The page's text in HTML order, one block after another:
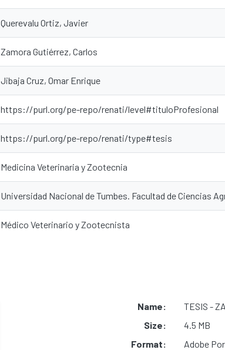
Querevalu Ortiz, Javier
Zamora Gutiérrez, Carlos
Jibaja Cruz, Omar Enrique
https://purl.org/pe-repo/renati/level#tituloProfesional
https://purl.org/pe-repo/renati/type#tesis
Medicina Veterinaria y Zootecnia
Universidad Nacional de Tumbes. Facultad de Ciencias
Médico Veterinario y Zootecnista
Name:
TESIS -
Size:
4.5 MB
Format:
Adobe